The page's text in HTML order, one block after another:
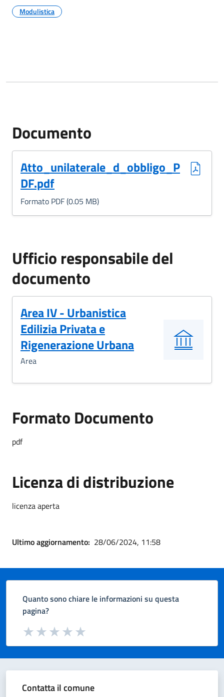
Modulistica
Documento
Atto_unilaterale_d_obbligo_P
DF.pdf
(Formato PDF, 0.05 MB)
Formato PDF (0.05 MB)
Ufficio responsabile del
documento
Area IV - Urbanistica
Edilizia Privata e
Rigenerazione Urbana
Area
Formato Documento
pdf
Licenza di distribuzione
licenza aperta
Ultimo aggiornamento: 28/06/2024, 11:58
Quanto sono chiare le informazioni su questa
pagina?
Valuta da 1 a 5 stelle la pagina
Valuta 5 stelle su 5
Valuta 4 stelle su 5
Valuta 3 stelle su 5
Valuta 2 stelle su 5
Valuta 1 stelle su 5
Contatta il comune